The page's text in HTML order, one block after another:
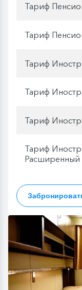
Тариф
Тариф
Тариф
Тариф
Тариф
Тариф
Расширенный